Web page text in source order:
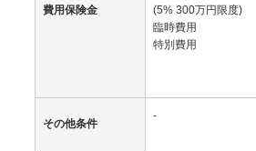
費用保険金
(5% 300万円限度)
臨時費用
特別費用
その他条件
-